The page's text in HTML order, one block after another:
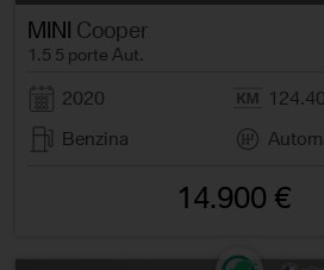
MINI Cooper
1.5 5 porte Aut.
2020
Benzina
14.900 €